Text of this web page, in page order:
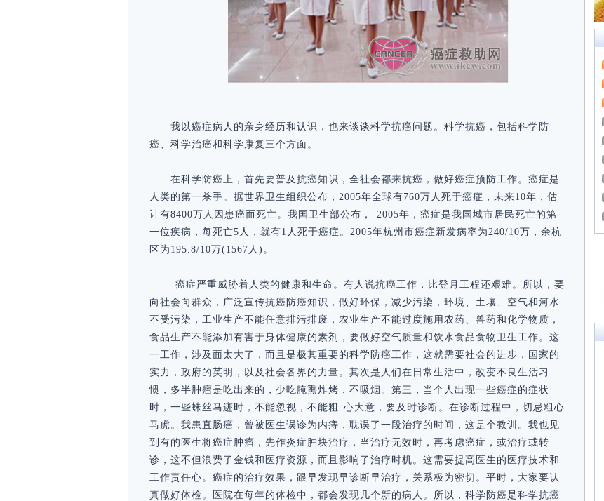
我以癌症病人的亲身经历和认识，也来谈谈科学抗癌问题。科学抗癌，包括科学防
癌、科学治癌和科学康复三个方面。
在科学防癌上，首先要普及抗癌知识，全社会都来抗癌，做好癌症预防工作。癌症是
人类的第一杀手。据世界卫生组织公布，2005年全球有760万人死于癌症，未来10年，估
计有8400万人因患癌而死亡。我国卫生部公布， 2005年，癌症是我国城市居民死亡的第
一位疾病，每死亡5人，就有1人死于癌症。2005年杭州市癌症新发病率为240/10万，余杭
区为195.8/10万(1567人)。
癌症严重威胁着人类的健康和生命。有人说抗癌工作，比登月工程还艰难。所以，要
向社会向群众，广泛宣传抗癌防癌知识，做好环保，减少污染，环境、土壤、空气和河水
不受污染，工业生产不能任意排污排废，农业生产不能过度施用农药、兽药和化学物质，
食品生产不能添加有害于身体健康的素剂，要做好空气质量和饮水食品食物卫生工作。这
一工作，涉及面太大了，而且是极其重要的科学防癌工作，这就需要社会的进步，国家的
实力，政府的英明，以及社会各界的力量。其次是人们在日常生活中，改变不良生活习
惯，多半肿瘤是吃出来的，少吃腌熏炸烤，不吸烟。第三，当个人出现一些癌症的症状
时，一些蛛丝马迹时，不能忽视，不能粗 心大意，要及时诊断。在诊断过程中，切忌粗心
马虎。我患直肠癌，曾被医生误诊为内痔，耽误了一段治疗的时间，这是个教训。我也见
到有的医生将癌症肿瘤，先作炎症肿块治疗，当治疗无效时，再考虑癌症，或治疗或转
诊，这不但浪费了金钱和医疗资源，而且影响了治疗时机。这需要提高医生的医疗技术和
工作责任心。癌症的治疗效果，跟早发现早诊断早治疗，关系极为密切。平时，大家要认
真做好体检。医院在每年的体检中，都会发现几个新的病人。所以，科学防癌是科学抗癌